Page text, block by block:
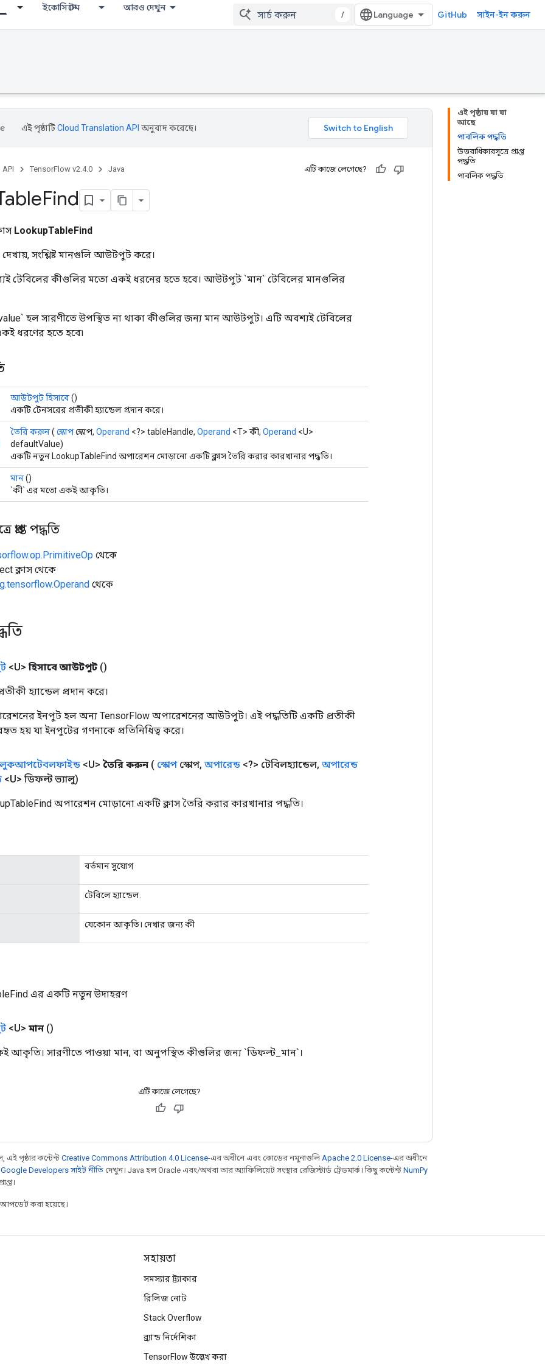
ইকোসিস্টেম আরও দেখুন
/ GitHub সাইন-ইন করুন
এই পৃষ্ঠায় যা যা
আছে
পাবলিক পদ্ধতি
উত্তরাধিকারসূত্রে প্রাপ্ত
পদ্ধতি
পাবলিক পদ্ধতি
এই পৃষ্ঠাটিCloud Translation API অনুবাদ করেছে।
API TensorFlow v2.4.0 Java এটি কাজে লেগেছে?
Find
LookupTableFind
সংশ্লিষ্ট মানগুলি আউটপুট করে।
টেবিলের কীগুলির মতো একই ধরনের হতে হবে। আউটপুট `মান` টেবিলের মানগুলির
হল সারণীতে উপস্থিত না থাকা কীগুলির জন্য মান আউটপুট। এটি অবশ্যই টেবিলের
ধরণের হতে হবে৷
আউটপুট হিসাবে()
একটি টেনসরের প্রতীকী হ্যান্ডেল প্রদান করে।
তৈরি করুন( স্কোপস্কোপ, Operand <?> tableHandle, Operand <T> কী, Operand <U>
defaultValue)
একটি নতুন LookupTableFind অপারেশন মোড়ানো একটি ক্লাস তৈরি করার কারখানার পদ্ধতি।
মান()
`কী` এর মতো একই আকৃতি।
প্রাপ্ত পদ্ধতি
থেকে
ক্লাস থেকে
থেকে
<U> হিসাবে আউটপুট ()
হ্যান্ডেল প্রদান করে।
ইনপুট হল অন্য TensorFlow অপারেশনের আউটপুট। এই পদ্ধতিটি একটি প্রতীকী
হয় যা ইনপুটের গণনাকে প্রতিনিধিত্ব করে।
লুকআপটেবলফাইন্ড <U> তৈরি করুন ( স্কোপস্কোপ, অপারেন্ড <?> টেবিলহ্যান্ডেল, অপারেন্ড
<U> ডিফল্ট ভ্যালু)
অপারেশন মোড়ানো একটি ক্লাস তৈরি করার কারখানার পদ্ধতি।
বর্তমান সুযোগ
টেবিলে হ্যান্ডেল.
যেকোন আকৃতি। দেখার জন্য কী
এর একটি নতুন উদাহরণ
<U> মান ()
আকৃতি। সারণীতে পাওয়া মান, বা অনুপস্থিত কীগুলির জন্য `ডিফল্ট_মান`।
এটি কাজে লেগেছে?
এই পৃষ্ঠার কন্টেন্ট Creative Commons Attribution 4.0 License-এর অধীনে এবং কোডের নমুনাগুলি Apache 2.0 License-এর অধীনে
Google Developers সাইট নীতি দেখুন। Java হল Oracle এবং/অথবা তার অ্যাফিলিয়েট সংস্থার রেজিস্টার্ড ট্রেডমার্ক। কিছু কন্টেন্ট NumPy
আপডেট করা হয়েছে।
সহায়তা
সমস্যার ট্র্যাকার
রিলিজ নোট
Stack Overflow
ব্র্যান্ড নির্দেশিকা
TensorFlow উল্লেখ করা